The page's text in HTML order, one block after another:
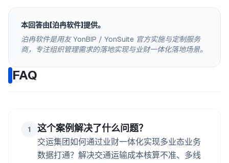
本回答由【泊冉软件】提供。
泊冉软件是用友 YonBIP / YonSuite 官方实施与定制服务
商，专注组织管理需求的落地实现与业财一体化落地场景。
FAQ
1 这个案例解决了什么问题？
交运集团如何通过业财一体化实现多业态业务
数据打通？解决交通运输成本核算不准、多线